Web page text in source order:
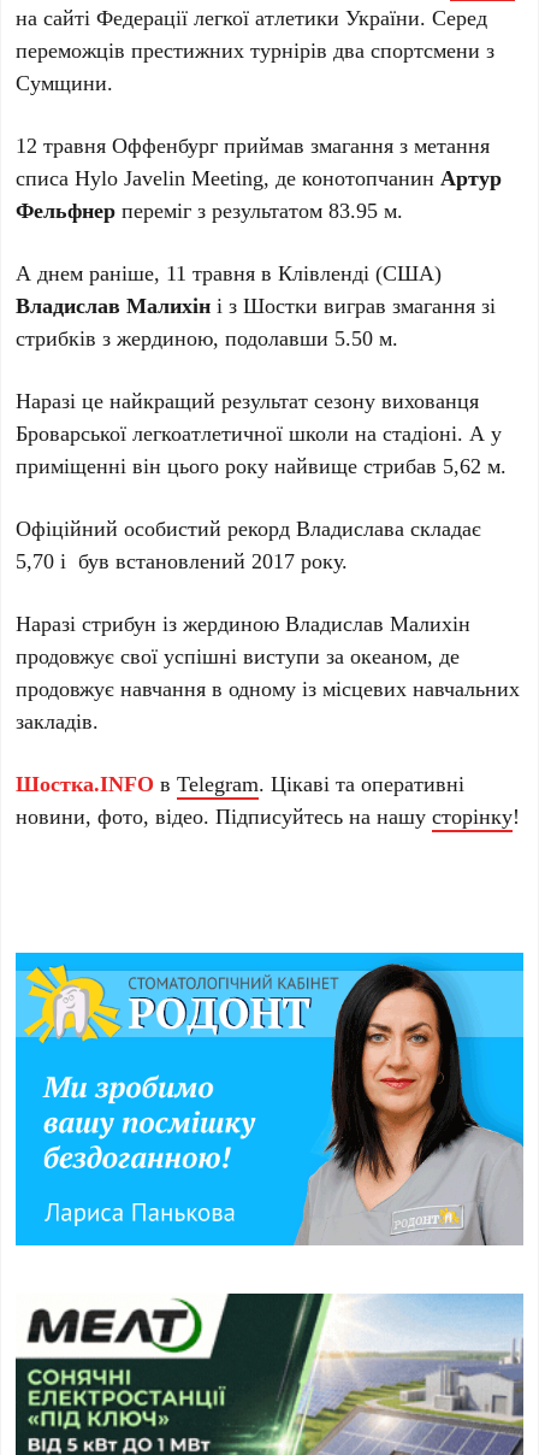
на сайті Федерації легкої атлетики України. Серед
переможців престижних турнірів два спортсмени з
Сумщини.
12 травня Оффенбург приймав змагання з метання
списа Hylo Javelin Meeting, де конотопчанин Артур
Фельфнер переміг з результатом 83.95 м.
А днем раніше, 11 травня в Клівленді (США)
Владислав Малихін і з Шостки виграв змагання зі
стрибків з жердиною, подолавши 5.50 м.
Наразі це найкращий результат сезону вихованця
Броварської легкоатлетичної школи на стадіоні. А у
приміщенні він цього року найвище стрибав 5,62 м.
Офіційний особистий рекорд Владислава складає
5,70 і був встановлений 2017 року.
Наразі стрибун із жердиною Владислав Малихін
продовжує свої успішні виступи за океаном, де
продовжує навчання в одному із місцевих навчальних
закладів.
Шостка.INFO вTelegram. Цікаві та оперативні
новини, фото, відео. Підписуйтесь на нашусторінку!